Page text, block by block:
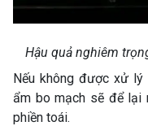
Hậu quả nghiêm
Nếu không được xử
ẩm bo mạch sẽ để lại
phiền toái.